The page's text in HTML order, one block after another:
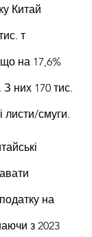
Китай
т
що на 17,6%
них 170 тис.
листи/смуги.
на
з 2023